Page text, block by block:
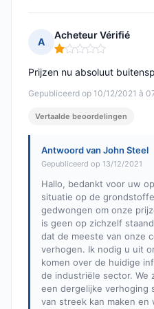
A
Acheteur Vérifié
Opmerking: 1 van 5
Gepubliceerd op 10/12/2021 à
Prijzen nu absoluut
Vertaalde beoordelingen
Antwoord van John Steel
Gepubliceerd op 13/12/2021
Hallo, bedankt voor uw
situatie op de
gedwongen om onze
is geen op zichzelf
dat de meeste van onze
verhogen. Ik nodig u uit
komen over de huidige
de industriële sector. We
een dergelijke verhoging
van streek kan maken